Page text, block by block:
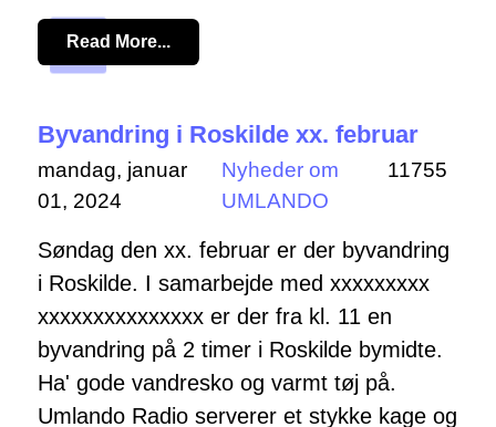
Read More...
Byvandring i Roskilde xx. februar
mandag, januar
01, 2024
Nyheder om
UMLANDO
11755
Søndag den xx. februar er der byvandring
i Roskilde. I samarbejde med xxxxxxxxx
xxxxxxxxxxxxxxx er der fra kl. 11 en
byvandring på 2 timer i Roskilde bymidte.
Ha' gode vandresko og varmt tøj på.
Umlando Radio serverer et stykke kage og